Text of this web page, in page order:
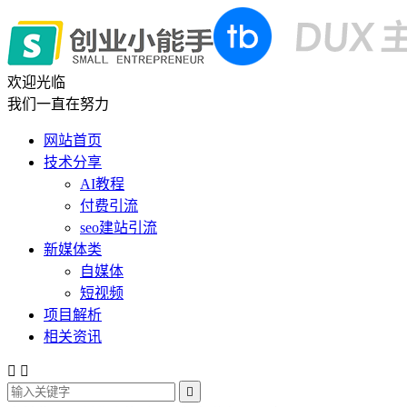
欢迎光临
我们一直在努力
网站首页
技术分享
AI教程
付费引流
seo建站引流
新媒体类
自媒体
短视频
项目解析
相关资讯
 
